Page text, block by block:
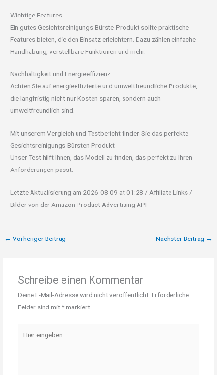
Wichtige Features
Ein gutes Gesichtsreinigungs-Bürste-Produkt sollte praktische
Features bieten, die den Einsatz erleichtern. Dazu zählen einfache
Handhabung, verstellbare Funktionen und mehr.
Nachhaltigkeit und Energieeffizienz
Achten Sie auf energieeffiziente und umweltfreundliche Produkte,
die langfristig nicht nur Kosten sparen, sondern auch
umweltfreundlich sind.
Mit unserem Vergleich und Testbericht finden Sie das perfekte
Gesichtsreinigungs-Bürsten Produkt
Unser Test hilft Ihnen, das Modell zu finden, das perfekt zu Ihren
Anforderungen passt.
Letzte Aktualisierung am 2026-08-09 at 01:28 / Affiliate Links /
Bilder von der Amazon Product Advertising API
← Vorheriger Beitrag Nächster Beitrag →
Schreibe einen Kommentar
Deine E-Mail-Adresse wird nicht veröffentlicht. Erforderliche
Felder sind mit*markiert
eingeben…